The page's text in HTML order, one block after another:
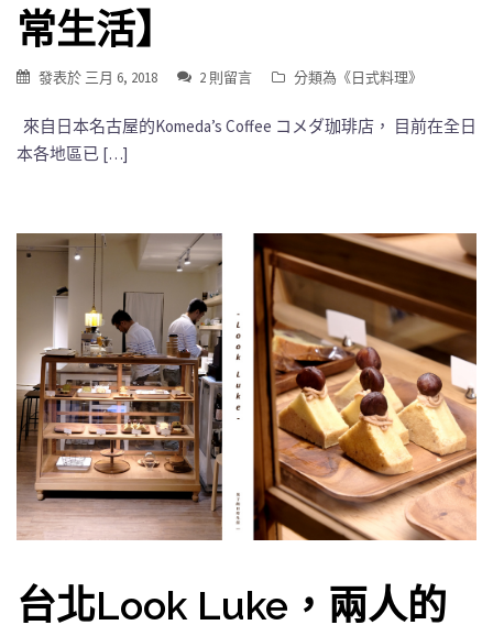
常生活】
發表於 三月 6, 2018 2 則留言 分類為《日式料理》
來自日本名古屋的Komeda’s Coffee コメダ珈琲店， 目前在全日
本各地區已 […]
台北Look Luke，兩人的